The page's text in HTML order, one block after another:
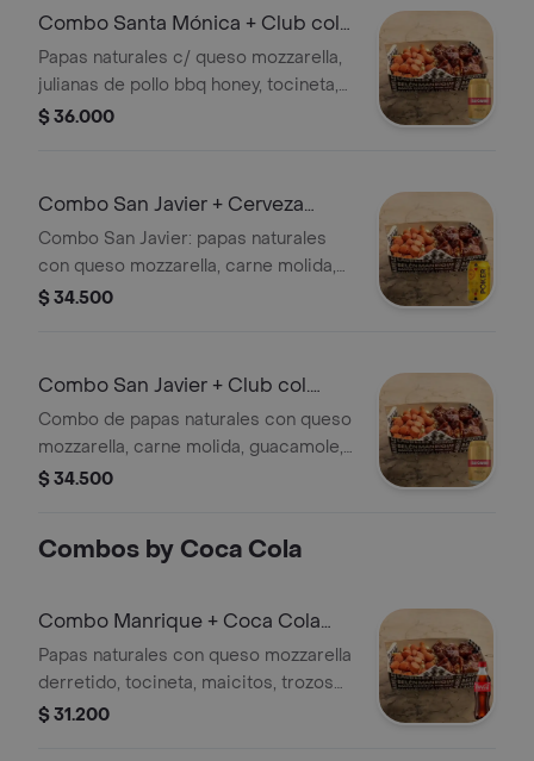
Combo Santa Mónica + Club col.
Dorada Lta 330ml
Papas naturales c/ queso mozzarella,
julianas de pollo bbq honey, tocineta,
ensalada&salsa ghetto + Cerveza
$ 36.000
Combo San Javier + Cerveza
Poker Lta 330ml
Combo San Javier: papas naturales
con queso mozzarella, carne molida,
guacamole, pico de gallo y salsa
$ 34.500
Combo San Javier + Club col.
Dorada Lta 330ml
Combo de papas naturales con queso
mozzarella, carne molida, guacamole,
pico de gallo y salsa ghetto,
$ 34.500
Combos by Coca Cola
Combo Manrique + Coca Cola
Original 400 ml
Papas naturales con queso mozzarella
derretido, tocineta, maicitos, trozos
de salchicha y salsa ghetto de la casa.
$ 31.200